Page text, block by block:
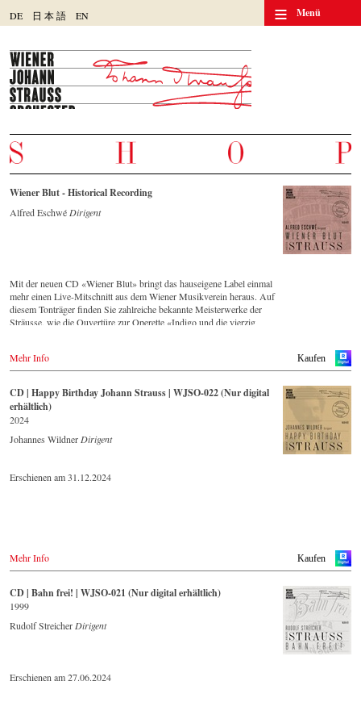
DE 日 本語 EN ≡ Menü
Wiener Blut - Historical Recording
Alfred Eschwé Dirigent
Mit der neuen CD «Wiener Blut» bringt das hauseigene Label einmal
mehr einen Live-Mitschnitt aus dem Wiener Musikverein heraus. Auf
diesem Tonträger finden Sie zahlreiche bekannte Meisterwerke der
Sträusse, wie die Ouvertüre zur Operette «Indigo und die vierzig
verfügbar.
Kaufen
Mehr Info
CD | Happy Birthday Johann Strauss | WJSO-022 (Nur digital
erhältlich)
2024
Johannes Wildner Dirigent
Erschienen am 31.12.2024
Kaufen
Mehr Info
CD | Bahn frei! | WJSO-021 (Nur digital erhältlich)
1999
Rudolf Streicher Dirigent
Erschienen am 27.06.2024